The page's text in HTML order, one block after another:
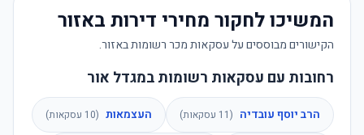
המשיכו לחקור מחירי דירות באזור
הקישורים מבוססים על עסקאות מכר רשומות באזור.
רחובות עם עסקאות רשומות במגדל אור
הרב יוסף עובדיה (
11 עסקאות) העצמאות (
10 עסקאות)